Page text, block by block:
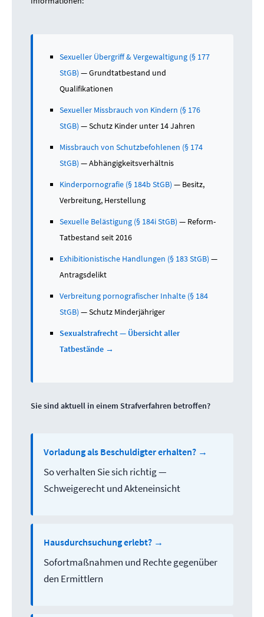
Historien und KI-Cache-Dateien inzwischen
verlassen – und im Zweifel einen Fachanwalt für
Strafrecht um Rat fragen, ob eine Selbstanzeige
sinnvoll ist.
Sexueller Übergriff & Vergewaltigung (§ 177
StGB) — Grundtatbestand und
Qualifikationen
Sexueller Missbrauch von Kindern (§ 176
StGB) — Schutz Kinder unter 14 Jahren
Missbrauch von Schutzbefohlenen (§ 174
StGB) — Abhängigkeitsverhältnis
Kinderpornografie (§ 184b StGB) — Besitz,
Verbreitung, Herstellung
Sexuelle Belästigung (§ 184i StGB) — Reform-
Tatbestand seit 2016
Exhibitionistische Handlungen (§ 183 StGB) —
Antragsdelikt
Verbreitung pornografischer Inhalte (§ 184
StGB) — Schutz Minderjähriger
Sexualstrafrecht — Übersicht aller
Tatbestände →
Sie sind aktuell in einem Strafverfahren betroffen?
Vorladung als Beschuldigter erhalten? →
So verhalten Sie sich richtig —
Schweigerecht und Akteneinsicht
Hausdurchsuchung erlebt? →
Sofortmaßnahmen und Rechte gegenüber
den Ermittlern